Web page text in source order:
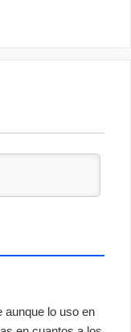
aunque lo uso en